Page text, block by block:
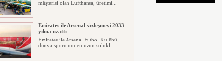
müşterisi olan Lufthansa, üretimi...
Emirates ile Arsenal sözleşmeyi 2033
yılına uzattı
Emirates ile Arsenal Futbol Kulübü,
dünya sporunun en uzun solukl...